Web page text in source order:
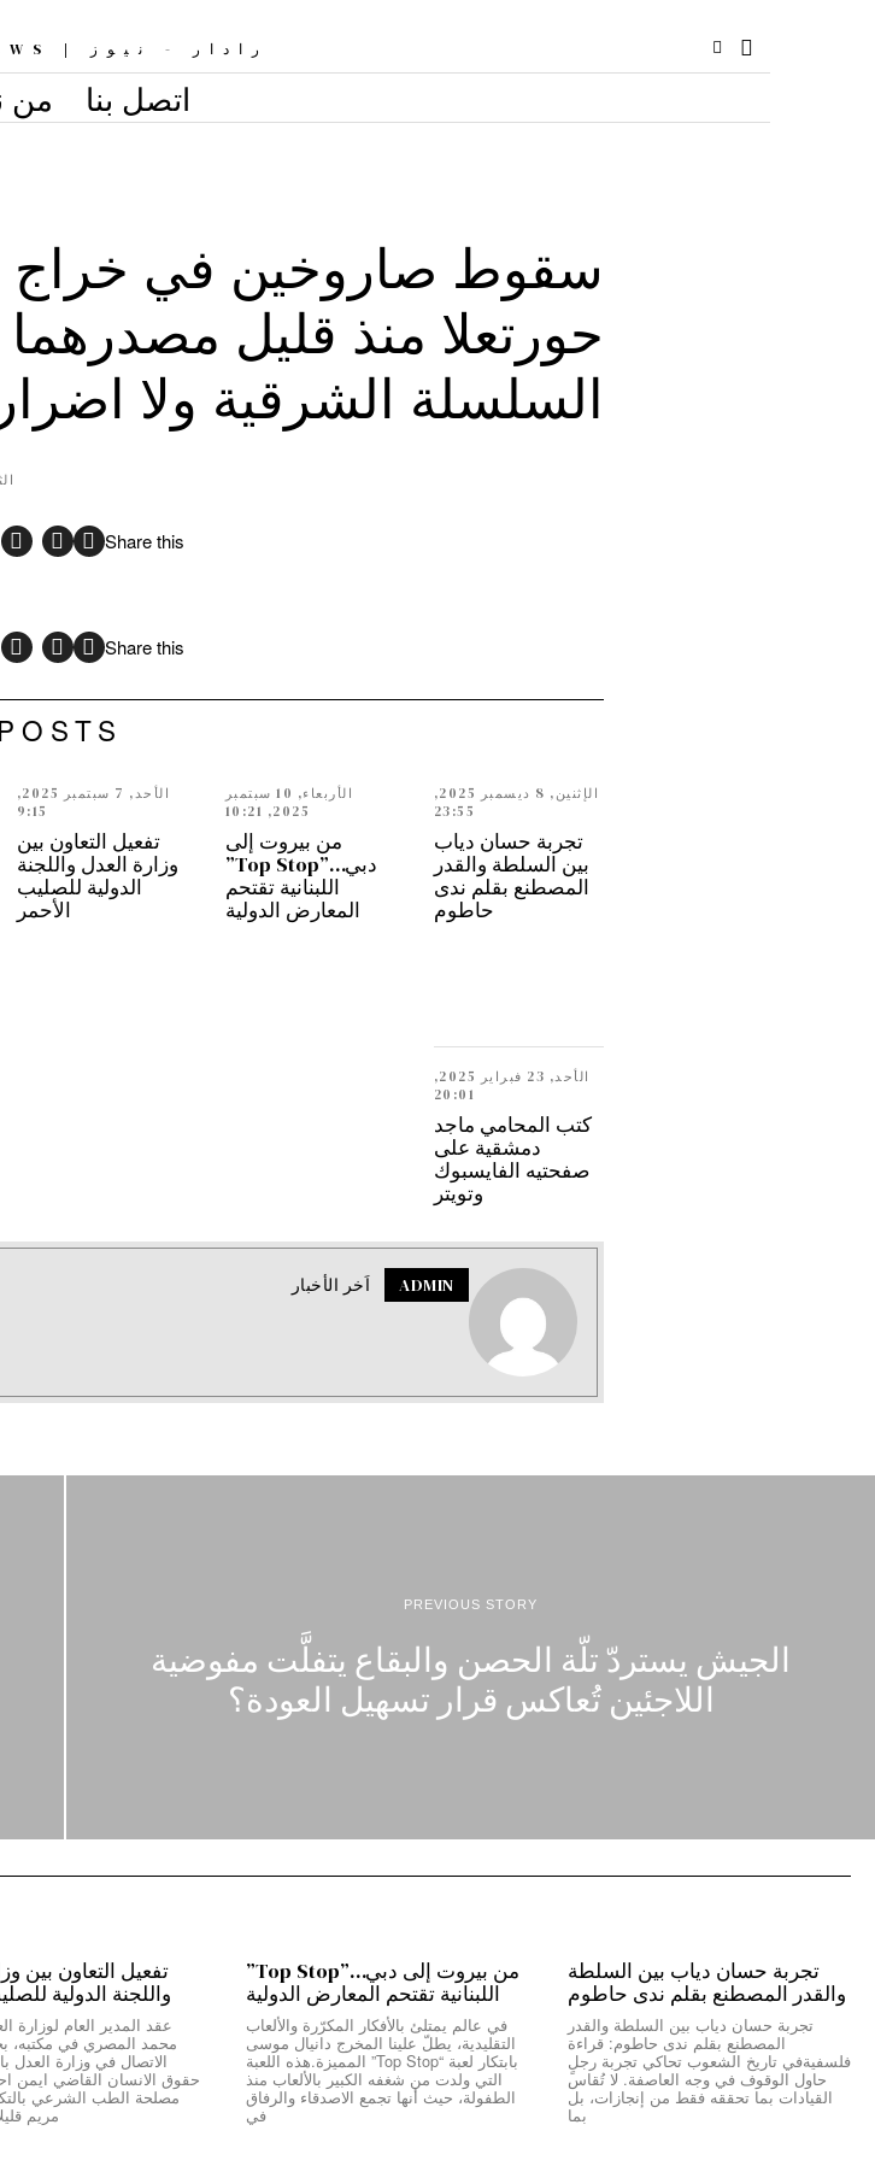
رادار - نيوز | RADAR-NEWS
من اتصل بنا
سقوط صاروخين في خراج
حورتعلا منذ قليل مصدرهما
السلسلة الشرقية ولا اضرار
Share this
Share this
الإثنين, 8 ديسمبر 2025,
23:55
تجربة حسان دياب
بين السلطة والقدر
المصطنع بقلم ندى
حاطوم
الأربعاء, 10 سبتمبر
2025, 10:21
من بيروت إلى
دبي…”Top Stop”
اللبنانية تقتحم
المعارض الدولية
الأحد, 7 سبتمبر 2025,
9:15
تفعيل التعاون بين
وزارة العدل واللجنة
الدولية للصليب
الأحمر
الأحد, 23 فبراير 2025,
20:01
كتب المحامي ماجد
دمشقية على
صفحتيه الفايسبوك
وتويتر
ADMIN اَخر الأخبار
PREVIOUS STORY
الجيش يستردّ تلّة الحصن والبقاع يتفلَّت مفوضية
اللاجئين تُعاكس قرار تسهيل العودة؟
تجربة حسان دياب بين السلطة
والقدر المصطنع بقلم ندى حاطوم
تجربة حسان دياب بين السلطة والقدر
المصطنع بقلم ندى حاطوم: قراءة
فلسفيةفي تاريخ الشعوب تحاكي تجربة رجلٍ
حاول الوقوف في وجه العاصفة. لا تُقاس
القيادات بما تحققه فقط من إنجازات، بل
بما
من بيروت إلى دبي…”Top Stop”
اللبنانية تقتحم المعارض الدولية
في عالم يمتلئ بالأفكار المكرّرة والألعاب
التقليدية، يطلّ علينا المخرج دانيال موسى
بابتكار لعبة “Top Stop” المميزة.هذه اللعبة
التي ولدت من شغفه الكبير بالألعاب منذ
الطفولة، حيث أنها تجمع الاصدقاء والرفاق
في
تفعيل التعاون بين
واللجنة الدولية
عقد المدير العام لوزارة
محمد المصري في مكتبه،
الاتصال في وزارة العدل
حقوق الانسان القاضي ايمن
مصلحة الطب الشرعي
مريم